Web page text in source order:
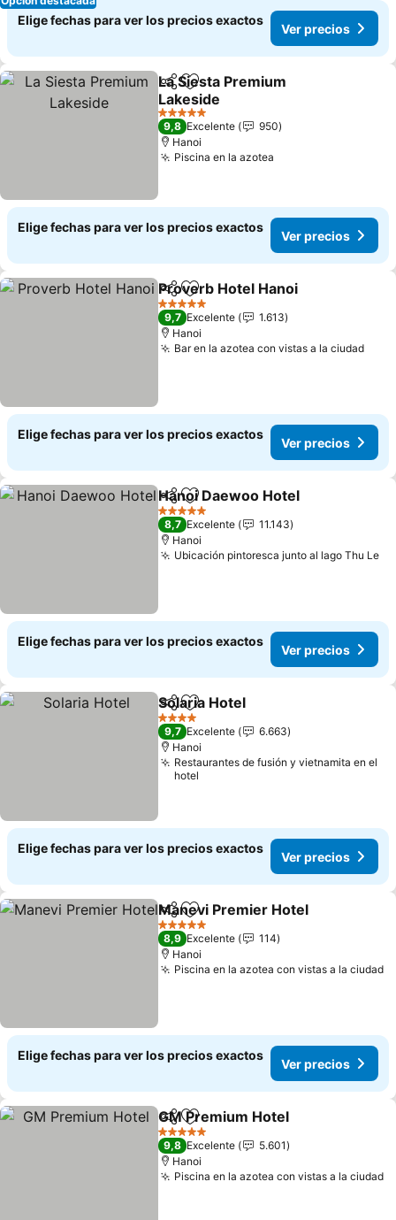
Elige fechas para ver los precios exactos
Ver precios
CompartirAgregar a favoritos
La Siesta Premium
Lakeside
Ver precios
5 Estrellas
9,8 Excelente
950
Hanoi
Piscina en la azotea
Elige fechas para ver los precios exactos
Ver precios
CompartirAgregar a favoritos
Proverb Hotel Hanoi
5 Estrellas
9,7 Excelente
1.613
Hanoi
Bar en la azotea con vistas a la ciudadVer
Elige fechas para ver los precios exactos
Ver precios
CompartirAgregar a favoritos
Hanoi Daewoo Hotel
5 Estrellas
8,7 Excelente
11.143
Hanoi
Ubicación pintoresca junto al lago Thu Le
Elige fechas para ver los precios exactos
Ver precios
CompartirAgregar a favoritos
Solaria Hotel
4 Estrellas
9,7 Excelente
6.663
Hanoi
Restaurantes de fusión y vietnamita en el
hotel
Elige fechas para ver los precios exactos
Ver precios
CompartirAgregar a favoritos
Manevi Premier Hotel
5 Estrellas
8,9 Excelente
114
Hanoi
Piscina en la azotea con vistas a la ciudad
Elige fechas para ver los precios exactos
Ver precios
CompartirAgregar a favoritos
GM Premium Hotel
5 Estrellas
9,8 Excelente
5.601
Hanoi
Piscina en la azotea con vistas a la ciudad